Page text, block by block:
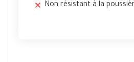
Non résistant à la